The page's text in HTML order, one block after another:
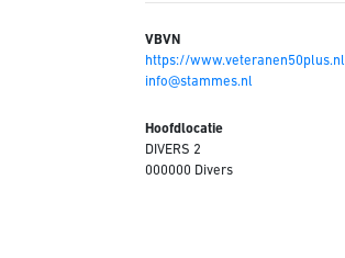
VBVN
https://www.veteranen50plus.nl
info@stammes.nl
Hoofdlocatie
DIVERS 2
000000 Divers